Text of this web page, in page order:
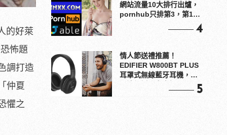
的好萊
怖題
調打造
仲夏
懼之
網站流量10大排行出爐，
pornhub只排第3，第1名
4
情人節送禮推薦！
EDIFIER W800BT PLUS
耳罩式無線藍牙耳機，在
5